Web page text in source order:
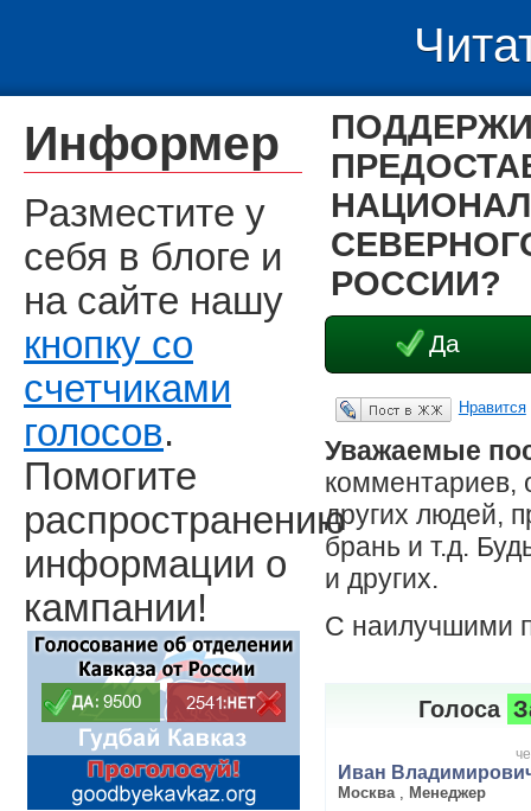
РОССИИ?
Да
Опубликовать в ЖЖ Нравится
Уважаемые
комментариев,
других людей,
брань и т.д.
и других.
С наилучшими
Голоса
Иван
Москва
Менеджер
Информер
Разместите у
себя в блоге и
на сайте нашу
кнопку со
счетчиками
голосов.
Помогите
распространению
информации о
кампании!